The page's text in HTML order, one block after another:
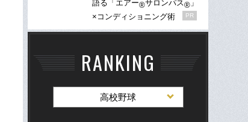
語る「エアー®サロンパス® 」
×コンディショニング術
PR
RANKING
高校野球